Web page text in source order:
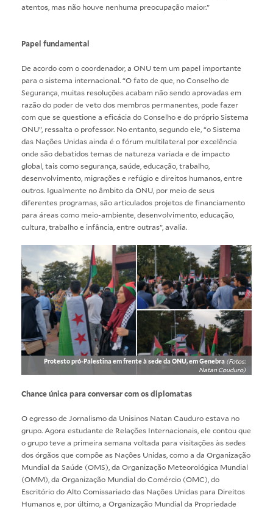
atentos, mas não houve nenhuma preocupação maior.”
Papel fundamental
De acordo com o coordenador, a ONU tem um papel importante
para o sistema internacional. “O fato de que, no Conselho de
Segurança, muitas resoluções acabam não sendo aprovadas em
razão do poder de veto dos membros permanentes, pode fazer
com que se questione a eficácia do Conselho e do próprio Sistema
ONU”, ressalta o professor. No entanto, segundo ele, “o Sistema
das Nações Unidas ainda é o fórum multilateral por excelência
onde são debatidos temas de natureza variada e de impacto
global, tais como segurança, saúde, educação, trabalho,
desenvolvimento, migrações e refúgio e direitos humanos, entre
outros. Igualmente no âmbito da ONU, por meio de seus
diferentes programas, são articulados projetos de financiamento
para áreas como meio-ambiente, desenvolvimento, educação,
cultura, trabalho e infância, entre outras”, avalia.
Protesto pró-Palestina em frente à sede da ONU, em Genebra (Fotos:
Natan Couduro)
Chance única para conversar com os diplomatas
O egresso de Jornalismo da Unisinos Natan Cauduro estava no
grupo. Agora estudante de Relações Internacionais, ele contou que
o grupo teve a primeira semana voltada para visitações às sedes
dos órgãos que compõe as Nações Unidas, como a da Organização
Mundial da Saúde (OMS), da Organização Meteorológica Mundial
(OMM), da Organização Mundial do Comércio (OMC), do
Escritório do Alto Comissariado das Nações Unidas para Direitos
Humanos e, por último, a Organização Mundial da Propriedade